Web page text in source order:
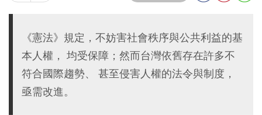
《憲法》規定，不妨害社會秩序與公共利益的基
本人權， 均受保障；然而台灣依舊存在許多不
符合國際趨勢、 甚至侵害人權的法令與制度，
亟需改進。